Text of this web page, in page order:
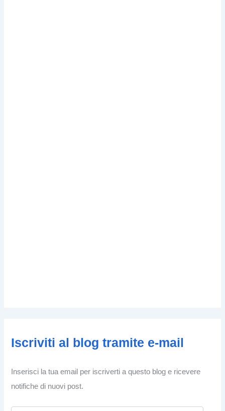
Iscriviti al blog tramite e-mail
Inserisci la tua email per iscriverti a questo blog e ricevere
notifiche di nuovi post.